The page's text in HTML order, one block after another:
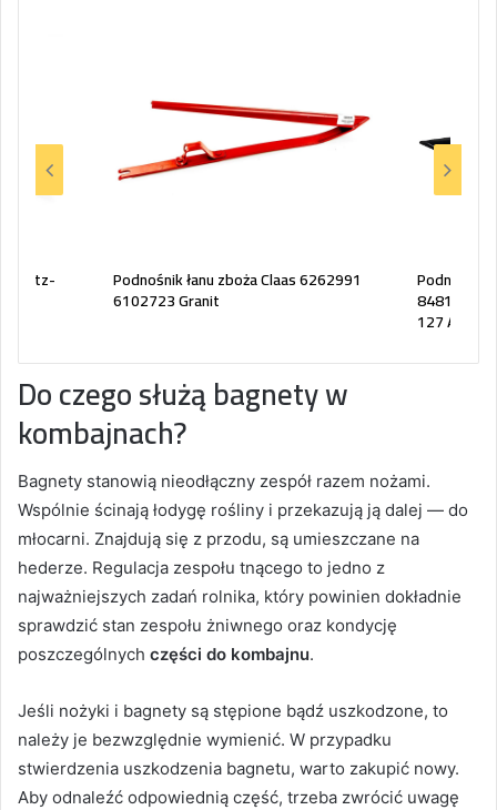
Deutz- Podnośnik łanu zboża Claas 6262991
6102723 Granit
Podnośnik
84814554
127 ASK-
Do czego służą bagnety w
kombajnach?
Bagnety stanowią nieodłączny zespół razem nożami.
Wspólnie ścinają łodygę rośliny i przekazują ją dalej — do
młocarni. Znajdują się z przodu, są umieszczane na
hederze. Regulacja zespołu tnącego to jedno z
najważniejszych zadań rolnika, który powinien dokładnie
sprawdzić stan zespołu żniwnego oraz kondycję
poszczególnych części do kombajnu.
Jeśli nożyki i bagnety są stępione bądź uszkodzone, to
należy je bezwzględnie wymienić. W przypadku
stwierdzenia uszkodzenia bagnetu, warto zakupić nowy.
Aby odnaleźć odpowiednią część, trzeba zwrócić uwagę